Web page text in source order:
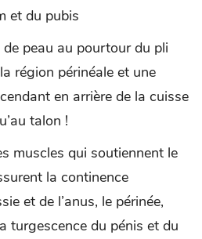
et du pubis
peau au pourtour du pli
région périnéale et une
en arrière de la cuisse
talon !
muscles qui soutiennent le
la continence
et de l’anus, le périnée,
turgescence du pénis et du